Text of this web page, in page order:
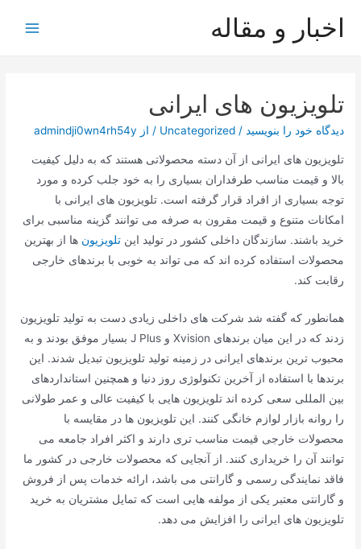
اخبار و مقاله
تلویزیون های ایرانی
دیدگاه‌ خود را بنویسید /
Uncategorized / از admindji0wn4rh54y
تلویزیون های ایرانی از آن دسته محصولاتی هستند که به دلیل کیفیت
بالا و قیمت مناسب طرفداران بسیاری را به خود جلب کرده و مورد
توجه بسیاری از افراد قرار گرفته است. تلویزیون های ایرانی با
امکانات متنوع و قیمت مقرون به صرفه می توانند گزینه مناسبی برای
خرید باشند. سازندگان داخلی کشور در تولید اینتلویزیون ها از بهترین
محصولات استفاده کرده اند که می تواند به خوبی با برندهای خارجی
رقابت کند.
همانطور که گفته شد شرکت های داخلی زیادی دست به تولید تلویزیون
زدند که در این میان برندهای Xvision و J Plus بسیار موفق بودند و به
محبوب ترین برندهای ایرانی در زمینه تولید تلویزیون تبدیل شدند. این
برندها با استفاده از آخرین تکنولوژی روز دنیا و همچنین استانداردهای
بین المللی سعی کرده اند تلویزیون هایی با کیفیت عالی و عمر طولانی
را روانه بازار لوازم خانگی کنند. این تلویزیون ها در مقایسه با
محصولات خارجی قیمت مناسب تری دارند و اکثر افراد جامعه می
توانند آن را خریداری کنند. از آنجایی که محصولات خارجی در کشور ما
فاقد نمایندگی رسمی و گارانتی می باشد، ارائه خدمات پس از فروش
و گارانتی معتبر یکی از مولفه هایی است که تمایل مشتریان به خرید
تلویزیون های ایرانی را افزایش می دهد.